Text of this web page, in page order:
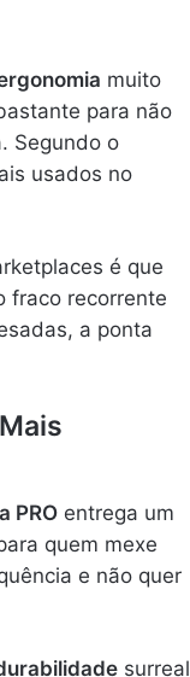
muito
para não
Segundo o
usados no
é que
fraco recorrente
a ponta
PRO entrega um
quem mexe
e não quer
surreal